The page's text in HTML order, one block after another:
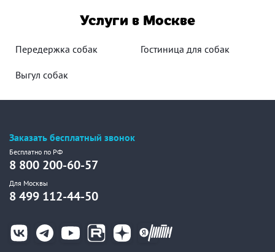
Услуги в Москве
Передержка собак Гостиница для собак
Выгул собак
Заказать бесплатный звонок
Бесплатно по РФ
8 800 200-60-57
Для Москвы
8 499 112-44-50